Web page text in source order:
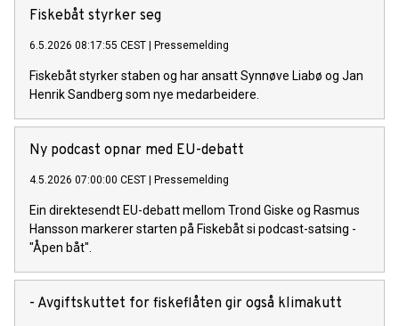
Fiskebåt styrker seg
6.5.2026 08:17:55 CEST Pressemelding
Fiskebåt styrker staben og har ansatt Synnøve Liabø og Jan
Henrik Sandberg som nye medarbeidere.
Ny podcast opnar med EU-debatt
4.5.2026 07:00:00 CEST Pressemelding
Ein direktesendt EU-debatt mellom Trond Giske og Rasmus
Hansson markerer starten på Fiskebåt si podcast-satsing -
"Åpen båt".
- Avgiftskuttet for fiskeflåten gir også klimakutt